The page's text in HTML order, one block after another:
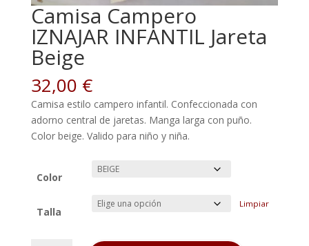
Camisa Campero
IZNAJAR INFANTIL Jareta
Beige
32,00 €
Camisa estilo campero infantil. Confeccionada con
adorno central de jaretas. Manga larga con puño.
Color beige. Valido para niño y niña.
Color
Talla
Limpiar